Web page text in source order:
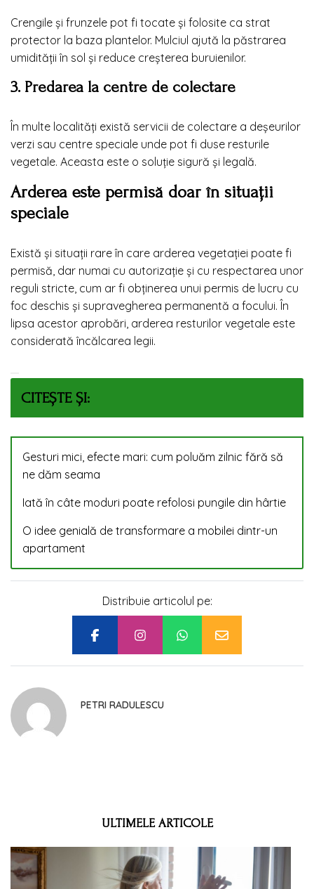
Crengile și frunzele pot fi tocate și folosite ca strat
protector la baza plantelor. Mulciul ajută la păstrarea
umidității în sol și reduce creșterea buruienilor.
3. Predarea la centre de colectare
În multe localități există servicii de colectare a deșeurilor
verzi sau centre speciale unde pot fi duse resturile
vegetale. Aceasta este o soluție sigură și legală.
Arderea este permisă doar în situații
speciale
Există și situații rare în care arderea vegetației poate fi
permisă, dar numai cu autorizație și cu respectarea unor
reguli stricte, cum ar fi obținerea unui permis de lucru cu
foc deschis și supravegherea permanentă a focului. În
lipsa acestor aprobări, arderea resturilor vegetale este
considerată încălcarea legii.
CITEȘTE ȘI:
Gesturi mici, efecte mari: cum poluăm zilnic fără să
ne dăm seama
Iată în câte moduri poate refolosi pungile din hârtie
O idee genială de transformare a mobilei dintr-un
apartament
Distribuie articolul pe:
PETRI RADULESCU
ULTIMELE ARTICOLE